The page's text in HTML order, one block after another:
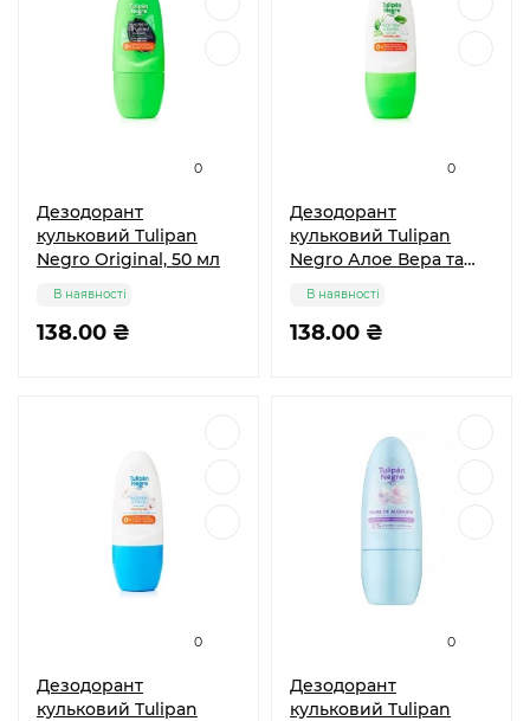
0
Дезодорант
кульковий Tulipan
Negro Original, 50 мл
138.00 ₴
В наявності
0
Дезодорант
кульковий Tulipan
Negro Алое Вера та
138.00 ₴
В наявності
0
Дезодорант
кульковий Tulipan
0
Дезодорант
кульковий Tulipan